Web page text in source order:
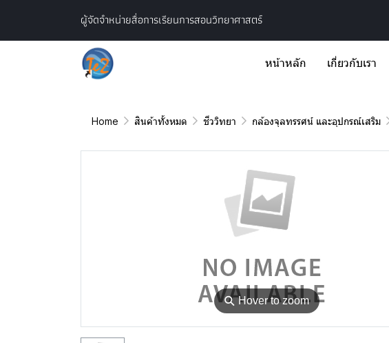
ผู้จัดจำหน่ายสื่อการเรียนการสอนวิทยาศาสตร์
หน้าหลัก เกี่ยวกับเรา
Home สินค้าทั้งหมด ชีววิทยา กล้องจุลทรรศน์ และอุปกรณ์เสริม
⚲Hover to zoom